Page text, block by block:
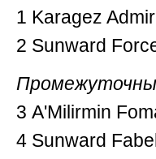
1 Karagez
2 Sunward
3 A'Milirmin
4 Sunward